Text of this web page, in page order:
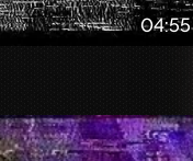
04:55